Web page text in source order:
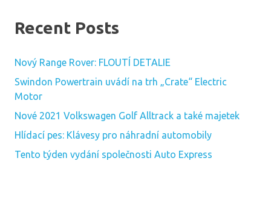
Recent Posts
Nový Range Rover: FLOUTÍ DETALIE
Swindon Powertrain uvádí na trh „Crate“ Electric
Motor
Nové 2021 Volkswagen Golf Alltrack a také majetek
Hlídací pes: Klávesy pro náhradní automobily
Tento týden vydání společnosti Auto Express